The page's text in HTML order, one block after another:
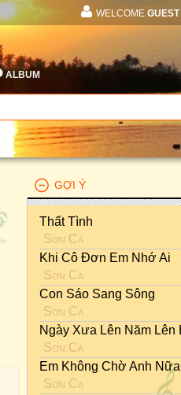
WELCOME GUEST
ALBUM
GỢI Ý
Thất Tình
Sơn Ca
Khi Cô Đơn Em Nhớ Ai
Sơn Ca
Con Sáo Sang Sông
Sơn Ca
Ngày Xưa Lên Năm Lên
Sơn Ca
Em Không Chờ Anh Nữa
Sơn Ca